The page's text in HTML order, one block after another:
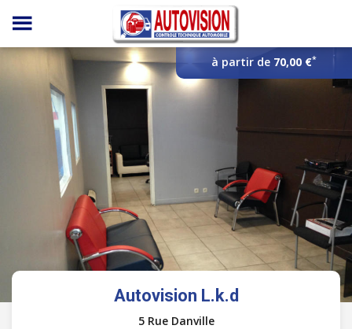
Panneau de gestion des cookies
à partir de 70,00 €*
Autovision L.k.d
5 Rue Danville